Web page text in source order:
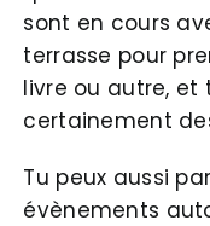
sont en cours
terrasse pour
livre ou autre, et
certainement
Tu peux aussi
évènements